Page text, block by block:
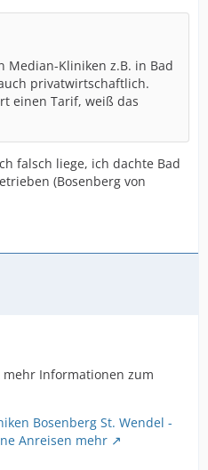
Median-Kliniken z.B. in Bad
privatwirtschaftlich.
einen Tarif, weiß das
falsch liege, ich dachte Bad
(Bosenberg von
Informationen zum
Bosenberg St. Wendel -
Anreisen mehr